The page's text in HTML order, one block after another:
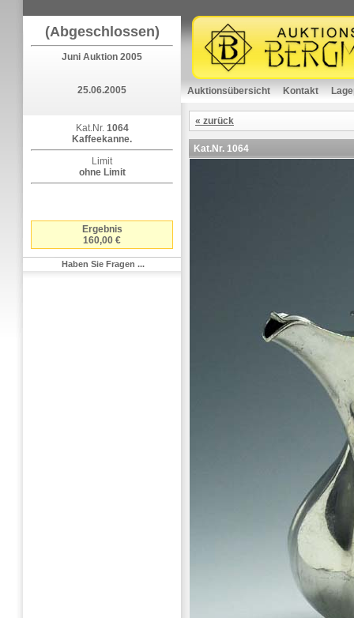
(Abgeschlossen)
Juni Auktion 2005
25.06.2005
Kat.Nr. 1064
Kaffeekanne.
Limit
ohne Limit
Ergebnis
160,00 €
Haben Sie Fragen ...
Auktionsübersicht Kontakt
« zurück
Kat.Nr. 1064